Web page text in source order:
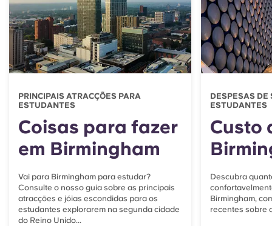
PRINCIPAIS ATRACÇÕES PARA
ESTUDANTES
Coisas para fazer
em Birmingham
Vai para Birmingham para estudar?
Consulte o nosso guia sobre as principais
atracções e jóias escondidas para os
estudantes explorarem na segunda cidade
do Reino Unido...
DESPESAS DE
ESTUDANTES
Custo
Descubra
Birmingham,
recentes sobre